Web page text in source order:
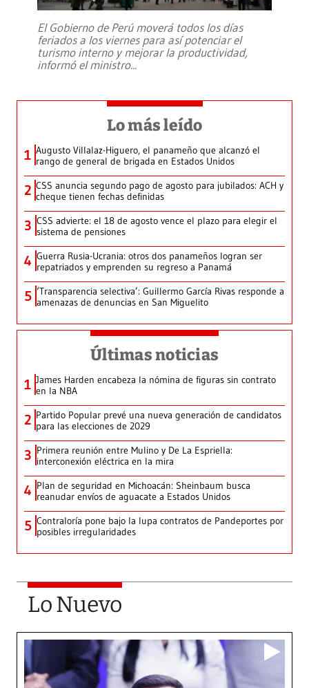
El Gobierno de Perú moverá todos los días
feriados a los viernes para así potenciar el
turismo interno y mejorar la productividad,
informó el ministro...
Lo más leído
1 Augusto Villalaz-Higuero, el panameño que alcanzó el
rango de general de brigada en Estados Unidos
2 CSS anuncia segundo pago de agosto para jubilados: ACH y
cheque tienen fechas definidas
3 CSS advierte: el 18 de agosto vence el plazo para elegir el
sistema de pensiones
4 Guerra Rusia-Ucrania: otros dos panameños logran ser
repatriados y emprenden su regreso a Panamá
5 ‘Transparencia selectiva’: Guillermo García Rivas responde a
amenazas de denuncias en San Miguelito
Últimas noticias
1 James Harden encabeza la nómina de figuras sin contrato
en la NBA
2 Partido Popular prevé una nueva generación de candidatos
para las elecciones de 2029
3 Primera reunión entre Mulino y De La Espriella:
interconexión eléctrica en la mira
4 Plan de seguridad en Michoacán: Sheinbaum busca
reanudar envíos de aguacate a Estados Unidos
5 Contraloría pone bajo la lupa contratos de Pandeportes por
posibles irregularidades
Lo Nuevo